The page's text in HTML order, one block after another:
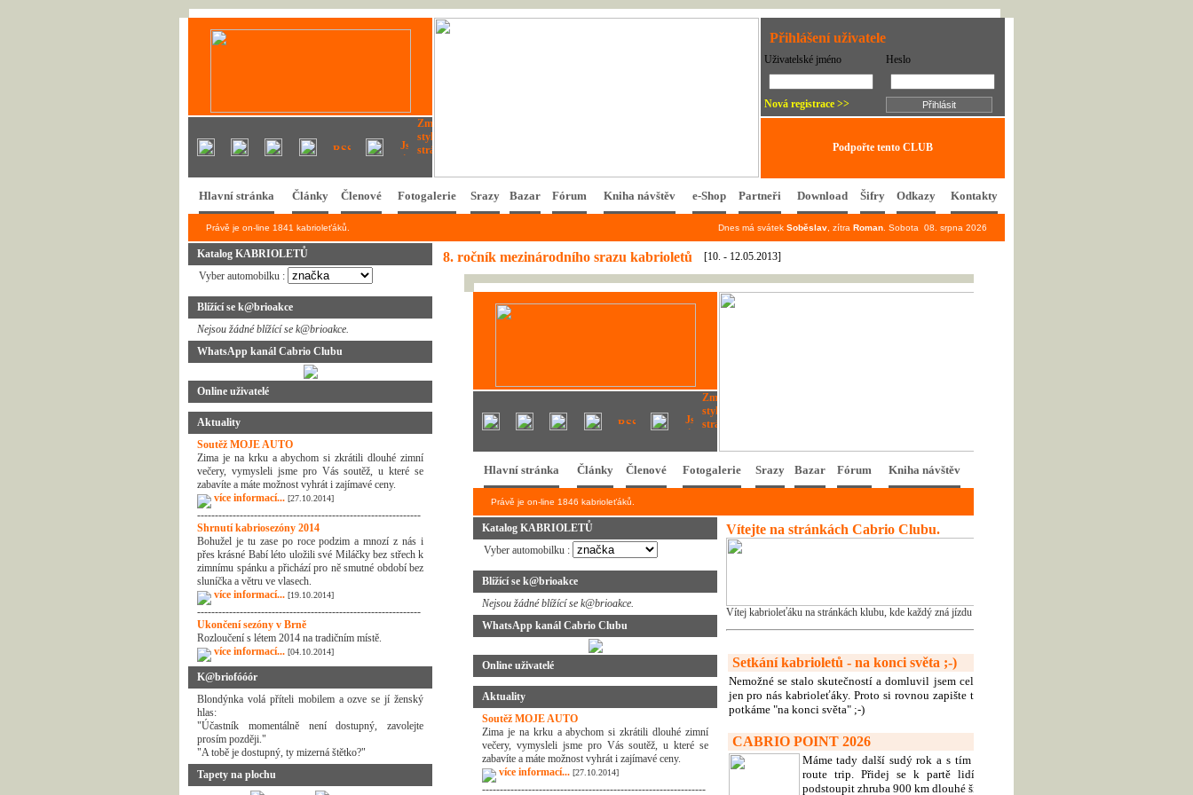
Přihlášení uživatele
Uživatelské jméno Heslo
Nová registrace >>
Podpořte tento CLUB
Hlavní stránka Články Členové Fotogalerie Srazy Bazar Fórum Kniha návštěv e-Shop Partneři Download Šifry Odkazy Kontakty
Právě je on-line 1841 kabrioleťáků. Dnes má svátek Soběslav , zítra Roman . Sobota 08. srpna 2026
Katalog KABRIOLETŮ
Vyber automobilku :
Blížící se k@brioakce
Nejsou žádné blížící se k@brioakce.
WhatsApp kanál Cabrio Clubu
Online uživatelé
Aktuality
Soutěž MOJE AUTO
Zima je na krku a abychom si zkrátili dlouhé zimní
večery, vymysleli jsme pro Vás soutěž, u které se
zabavíte a máte možnost vyhrát i zajímavé ceny.
více informací... [27.10.2014]
---------------------------------------------------------------
Shrnutí kabriosezóny 2014
Bohužel je tu zase po roce podzim a mnozí z nás i
přes krásné Babí léto uložili své Miláčky bez střech k
zimnímu spánku a přichází pro ně smutné období bez
sluníčka a větru ve vlasech.
více informací... [19.10.2014]
---------------------------------------------------------------
Ukončení sezóny v Brně
Rozloučení s létem 2014 na tradičním místě.
více informací... [04.10.2014]
K@briofóóór
Blondýnka volá příteli mobilem a ozve se jí ženský
hlas:
"Účastník momentálně není dostupný, zavolejte
prosím později."
"A tobě je dostupný, ty mizerná štětko?"
Tapety na plochu
8. ročník mezinárodního srazu kabrioletů [10. - 12.05.2013]